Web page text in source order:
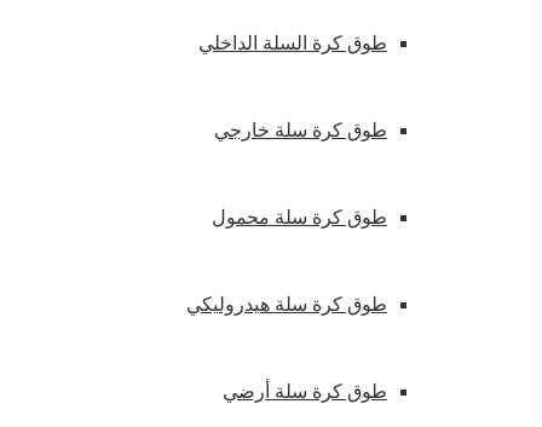
طوق كرة السلة الداخلي
طوق كرة سلة خارجي
طوق كرة سلة محمول
طوق كرة سلة هيدروليكي
طوق كرة سلة أرضي